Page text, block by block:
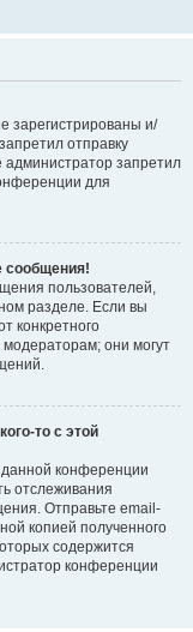
зарегистрированы и/
отправку
запретил
для
сообщения!
пользователей,
разделе. Если вы
конкретного
они могут
то с этой
конференции
отслеживания
Отправьте email-
копией полученного
содержится
конференции